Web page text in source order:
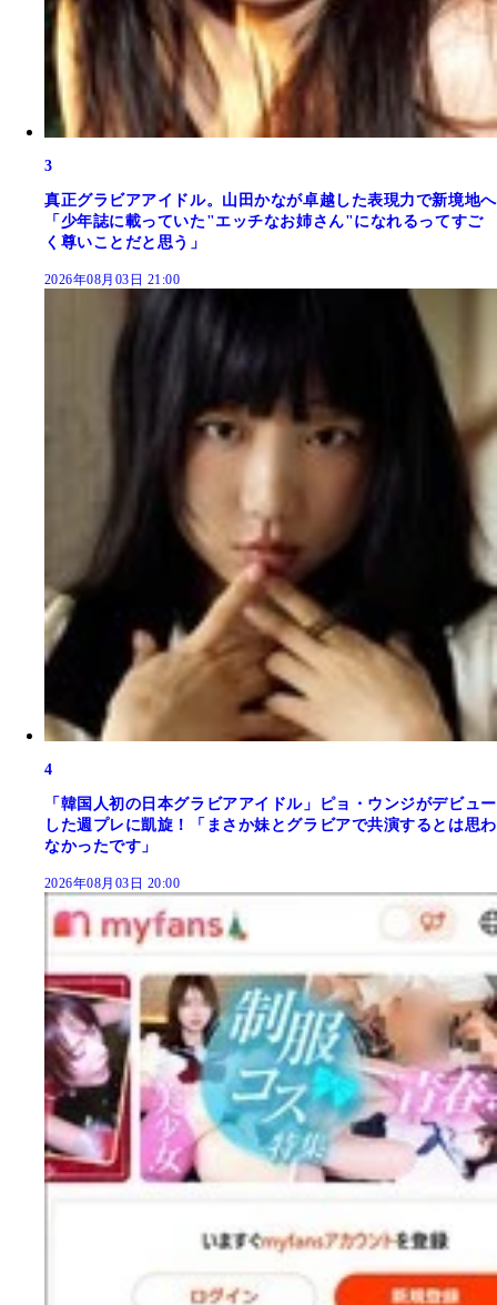
3
真正グラビアアイドル。山田かなが卓越した表現力で新境地へ
「少年誌に載っていた"エッチなお姉さん"になれるってすご
く尊いことだと思う」
2026年08月03日 21:00
4
「韓国人初の日本グラビアアイドル」ピョ・ウンジがデビュー
した週プレに凱旋！「まさか妹とグラビアで共演するとは思わ
なかったです」
2026年08月03日 20:00